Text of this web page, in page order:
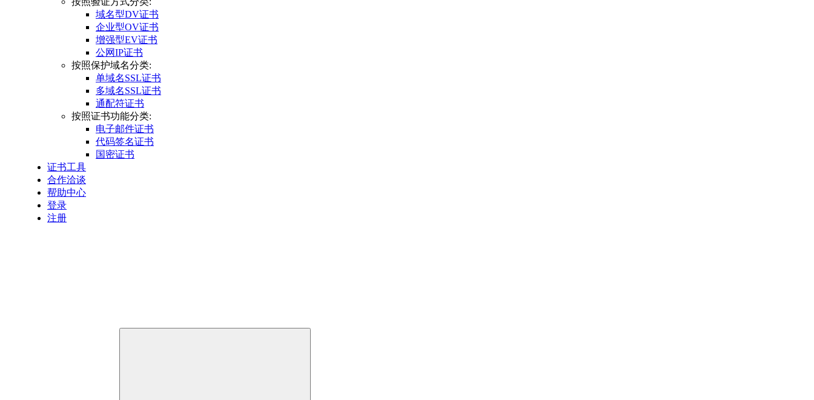
域名型DV证书
企业型OV证书
增强型EV证书
公网IP证书
按照保护域名分类:
单域名SSL证书
多域名SSL证书
通配符证书
按照证书功能分类:
电子邮件证书
代码签名证书
国密证书
证书工具
合作洽谈
帮助中心
登录
注册